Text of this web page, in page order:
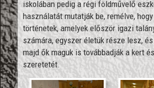
iskolában pedig a régi földművelő
használatát mutatják be, remélve,
történetek, amelyek először igazi
számára, egyszer életük része lesz,
majd ők maguk is továbbadják a kert
szeretetét.